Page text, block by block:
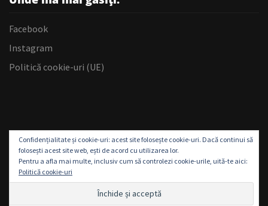
Facebook
Instagram
Politică cookie-uri (UE)
Confidențialitate și cookie-uri: acest site folosește cookie-uri. Dacă continui să
folosești acest site web, ești de acord cu utilizarea lor.
Pentru a afla mai multe, inclusiv cum să controlezi cookie-urile, uită-te aici:
Politică cookie-uri